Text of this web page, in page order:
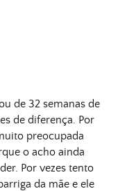
de 32 semanas de
de diferença. Por
preocupada
o acho ainda
Por vezes tento
da mãe e ele